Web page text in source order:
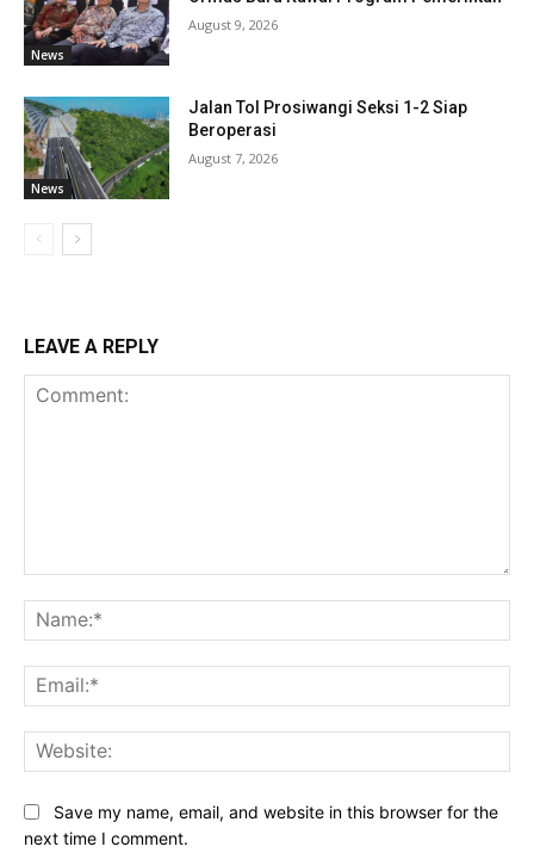
News
August 9, 2026
News
Jalan Tol Prosiwangi Seksi 1-2 Siap
Beroperasi
August 7, 2026
LEAVE A REPLY
Save my name, email, and website in this browser for the
next time I comment.